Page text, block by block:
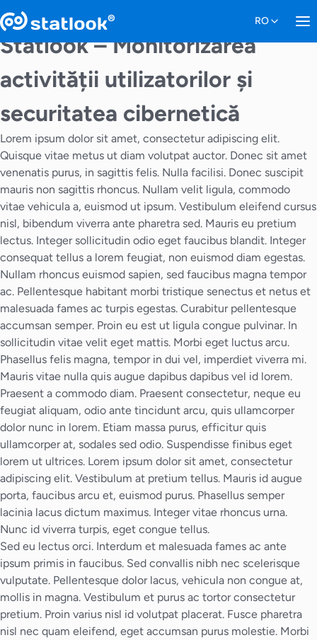
Statlook – Monitorizarea
activității utilizatorilor și
securitatea cibernetică
Lorem ipsum dolor sit amet, consectetur adipiscing elit.
Quisque vitae metus ut diam volutpat auctor. Donec sit amet
venenatis purus, in sagittis felis. Nulla facilisi. Donec suscipit
mauris non sagittis rhoncus. Nullam velit ligula, commodo
vitae vehicula a, euismod ut ipsum. Vestibulum eleifend cursus
nisl, bibendum viverra ante pharetra sed. Mauris eu pretium
lectus. Integer sollicitudin odio eget faucibus blandit. Integer
consequat tellus a lorem feugiat, non euismod diam egestas.
Nullam rhoncus euismod sapien, sed faucibus magna tempor
ac. Pellentesque habitant morbi tristique senectus et netus et
malesuada fames ac turpis egestas. Curabitur pellentesque
accumsan semper. Proin eu est ut ligula congue pulvinar. In
sollicitudin vitae velit eget mattis. Morbi eget luctus arcu.
Phasellus felis magna, tempor in dui vel, imperdiet viverra mi.
Mauris vitae nulla quis augue dapibus dapibus vel id lorem.
Praesent a commodo diam. Praesent consectetur, neque eu
feugiat aliquam, odio ante tincidunt arcu, quis ullamcorper
dolor nunc in lorem. Etiam massa purus, efficitur quis
ullamcorper at, sodales sed odio. Suspendisse finibus eget
lorem ut ultrices. Lorem ipsum dolor sit amet, consectetur
adipiscing elit. Vestibulum at pretium tellus. Mauris id augue
porta, faucibus arcu et, euismod purus. Phasellus semper
lacinia lacus dictum maximus. Integer vitae rhoncus urna.
Nunc id viverra turpis, eget congue tellus.
Sed eu lectus orci. Interdum et malesuada fames ac ante
ipsum primis in faucibus. Sed convallis nibh nec scelerisque
vulputate. Pellentesque dolor lacus, vehicula non congue at,
mollis in magna. Vestibulum et purus ac tortor consectetur
pretium. Proin varius nisl id volutpat placerat. Fusce pharetra
nisl nec quam eleifend, eget accumsan purus molestie. Morbi